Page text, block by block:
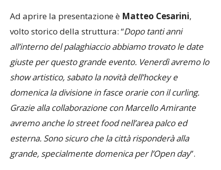
volto storico della struttura: “Dopo tanti anni
all’interno del palaghiaccio abbiamo trovato le date
giuste per questo grande evento. Venerdì avremo lo
show artistico, sabato la novità dell’hockey e
domenica la divisione in fasce orarie con il curling.
Grazie alla collaborazione con Marcello Amirante
avremo anche lo street food nell’area palco ed
esterna. Sono sicuro che la città risponderà alla
grande, specialmente domenica per l’Open day